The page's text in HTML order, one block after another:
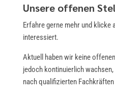
Unsere offenen
Erfahre gerne mehr und klicke
interessiert.
Aktuell haben wir keine
jedoch kontinuierlich
nach qualifizierten